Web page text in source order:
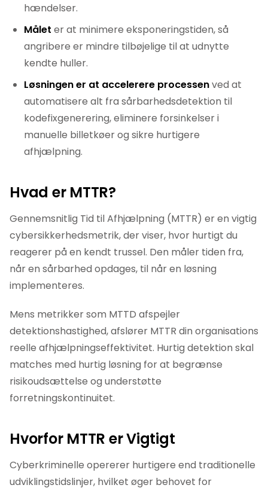
hændelser.
Målet er at minimere eksponeringstiden, så
angribere er mindre tilbøjelige til at udnytte
kendte huller.
Løsningen er at accelerere processenved at
automatisere alt fra sårbarhedsdetektion til
kodefixgenerering, eliminere forsinkelser i
manuelle billetkøer og sikre hurtigere
afhjælpning.
Hvad er MTTR?
Gennemsnitlig Tid til Afhjælpning (MTTR) er en vigtig
cybersikkerhedsmetrik, der viser, hvor hurtigt du
reagerer på en kendt trussel. Den måler tiden fra,
når en sårbarhed opdages, til når en løsning
implementeres.
Mens metrikker som MTTD afspejler
detektionshastighed, afslører MTTR din organisations
reelle afhjælpningseffektivitet. Hurtig detektion skal
matches med hurtig løsning for at begrænse
risikoudsættelse og understøtte
forretningskontinuitet.
Hvorfor MTTR er Vigtigt
Cyberkriminelle opererer hurtigere end traditionelle
udviklingstidslinjer, hvilket øger behovet for